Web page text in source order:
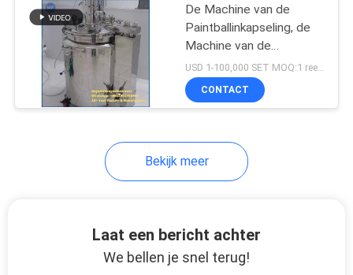
Automatische
Capsule het Vullen
Machine
Verpakkingsmachine
De Machine van de
Paintballinkapseling, de
Machine van de
Gelatinecapsule met de
Sensor van Bodemoto
CONTACT
Bekijk meer
Laat een bericht achter
We bellen je snel terug!